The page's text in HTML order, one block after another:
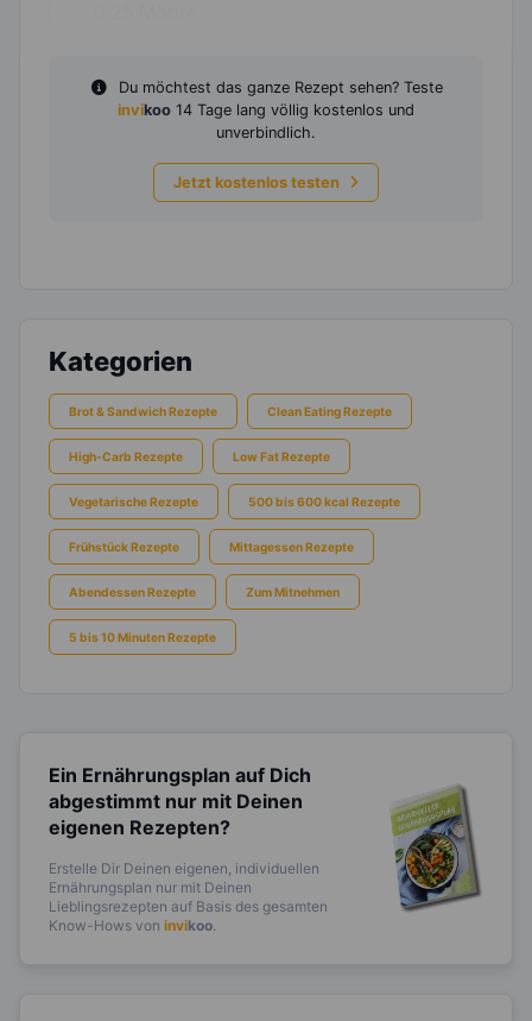
Du möchtest das ganze Rezept sehen? Teste
invikoo 14 Tage lang völlig kostenlos und
unverbindlich.
Jetzt kostenlos testen
Kategorien
Brot & Sandwich Rezepte Clean Eating Rezepte
High-Carb Rezepte Low Fat Rezepte
Vegetarische Rezepte 500 bis 600 kcal Rezepte
Frühstück Rezepte Mittagessen Rezepte
Abendessen Rezepte Zum Mitnehmen
5 bis 10 Minuten Rezepte
Ein Ernährungsplan auf Dich
abgestimmt nur mit Deinen
eigenen Rezepten?
Erstelle Dir Deinen eigenen, individuellen
Ernährungsplan nur mit Deinen
Lieblingsrezepten auf Basis des gesamten
Know-Hows von invikoo